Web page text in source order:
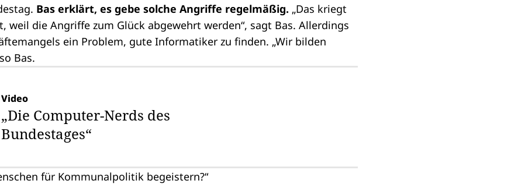
Bas erklärt, es gebe solche Angriffe regelmäßig. „Das kriegt
weil die Angriffe zum Glück abgewehrt werden“, sagt Bas. Allerdings
ein Problem, gute Informatiker zu finden. „Wir bilden
Bas.
Video
„Die Computer-Nerds des
Bundestages“
für Kommunalpolitik begeistern?“